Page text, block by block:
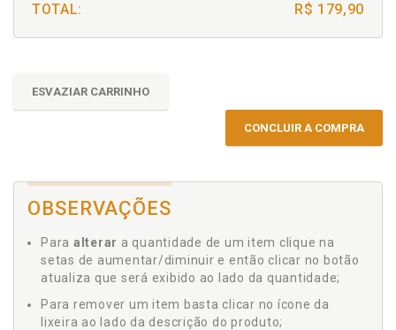
TOTAL: R$ 179,90
ESVAZIAR CARRINHO
CONCLUIR A COMPRA
OBSERVAÇÕES
Para alterar a quantidade de um item clique na
setas de aumentar/diminuir e então clicar no botão
atualiza que será exibido ao lado da quantidade;
Para remover um item basta clicar no ícone da
lixeira ao lado da descrição do produto;